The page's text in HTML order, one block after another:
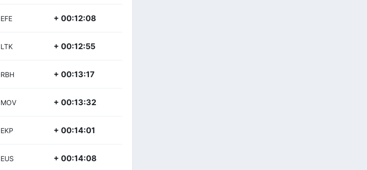
EFE + 00:12:08
LTK + 00:12:55
RBH + 00:13:17
MOV + 00:13:32
EKP + 00:14:01
EUS + 00:14:08